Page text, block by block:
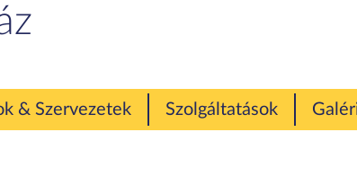
& Szervezetek Szolgáltatások